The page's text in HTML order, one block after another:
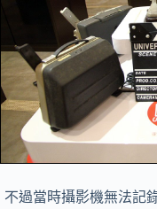
不過當時攝影機無法記